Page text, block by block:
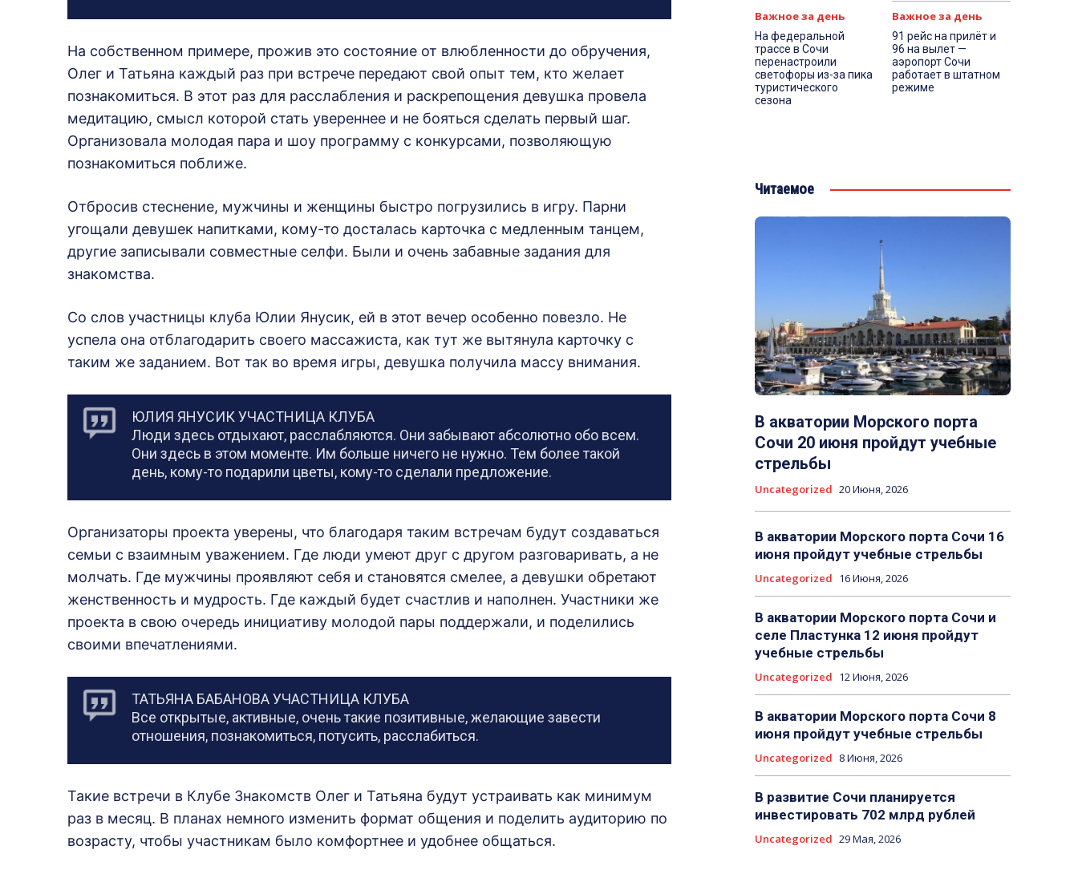
На собственном примере, прожив это состояние от влюбленности до обручения,
Олег и Татьяна каждый раз при встрече передают свой опыт тем, кто желает
познакомиться. В этот раз для расслабления и раскрепощения девушка провела
медитацию, смысл которой стать увереннее и не бояться сделать первый шаг.
Организовала молодая пара и шоу программу с конкурсами, позволяющую
познакомиться поближе.
Отбросив стеснение, мужчины и женщины быстро погрузились в игру. Парни
угощали девушек напитками, кому-то досталась карточка с медленным танцем,
другие записывали совместные селфи. Были и очень забавные задания для
знакомства.
Со слов участницы клуба Юлии Янусик, ей в этот вечер особенно повезло. Не
успела она отблагодарить своего массажиста, как тут же вытянула карточку с
таким же заданием. Вот так во время игры, девушка получила массу внимания.
ЮЛИЯ ЯНУСИК УЧАСТНИЦА КЛУБА
Люди здесь отдыхают, расслабляются. Они забывают абсолютно обо всем.
Они здесь в этом моменте. Им больше ничего не нужно. Тем более такой
день, кому-то подарили цветы, кому-то сделали предложение.
Организаторы проекта уверены, что благодаря таким встречам будут создаваться
семьи с взаимным уважением. Где люди умеют друг с другом разговаривать, а не
молчать. Где мужчины проявляют себя и становятся смелее, а девушки обретают
женственность и мудрость. Где каждый будет счастлив и наполнен. Участники же
проекта в свою очередь инициативу молодой пары поддержали, и поделились
своими впечатлениями.
ТАТЬЯНА БАБАНОВА УЧАСТНИЦА КЛУБА
Все открытые, активные, очень такие позитивные, желающие завести
отношения, познакомиться, потусить, расслабиться.
Такие встречи в Клубе Знакомств Олег и Татьяна будут устраивать как минимум
раз в месяц. В планах немного изменить формат общения и поделить аудиторию по
возрасту, чтобы участникам было комфортнее и удобнее общаться.
Важное за день
На федеральной
трассе в Сочи
перенастроили
светофоры из-за пика
туристического
сезона
Важное за день
91 рейс на прилёт и
96 на вылет —
аэропорт Сочи
работает в штатном
режиме
Читаемое
В акватории Морского порта
Сочи 20 июня пройдут учебные
стрельбы
Uncategorized 20 Июня, 2026
В акватории Морского порта Сочи 16
июня пройдут учебные стрельбы
Uncategorized 16 Июня, 2026
В акватории Морского порта Сочи и
селе Пластунка 12 июня пройдут
учебные стрельбы
Uncategorized 12 Июня, 2026
В акватории Морского порта Сочи 8
июня пройдут учебные стрельбы
Uncategorized 8 Июня, 2026
В развитие Сочи планируется
инвестировать 702 млрд рублей
Uncategorized 29 Мая, 2026